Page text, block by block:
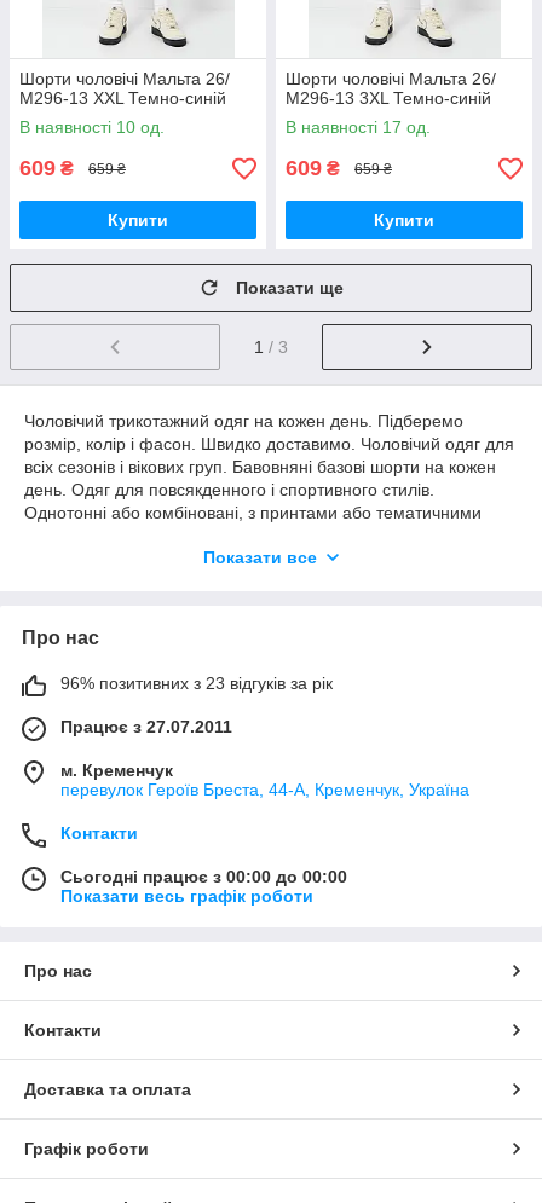
Шорти чоловічі Мальта 26/
М296-13 XXL Темно-синій
В наявності 10 од.
609 ₴ 659 ₴
Купити
Шорти чоловічі Мальта 26/
М296-13 3XL Темно-синій
В наявності 17 од.
609 ₴ 659 ₴
Купити
Показати ще
1 / 3
Чоловічий трикотажний одяг на кожен день. Підберемо
розмір, колір і фасон. Швидко доставимо. Чоловічий одяг для
всіх сезонів і вікових груп. Бавовняні базові шорти на кожен
день. Одяг для повсякденного і спортивного стилів.
Однотонні або комбіновані, з принтами або тематичними
стовідсоткова бавовна. Легко комбінувати з літніми
Показати все
Про нас
96% позитивних з 23 відгуків за рік
Працює з 27.07.2011
м. Кременчук
перевулок Героїв Бреста, 44-А, Кременчук, Україна
Контакти
Сьогодні працює з 00:00 до 00:00
Показати весь графік роботи
Про нас
Контакти
Доставка та оплата
Графік роботи